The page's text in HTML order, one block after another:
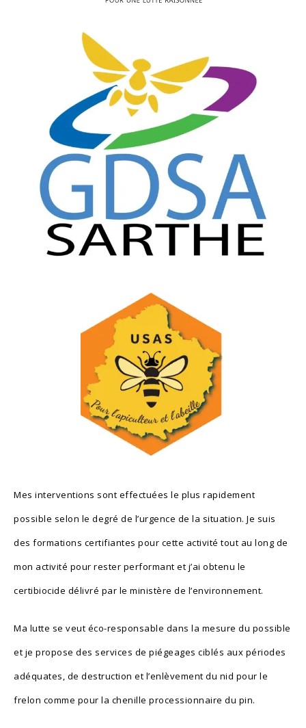
Mes interventions sont effectuées le plus rapidement
possible selon le degré de l’urgence de la situation. Je suis
des formations certifiantes pour cette activité tout au long de
mon activité pour rester performant et j’ai obtenu le
certibiocide délivré par le ministère de l’environnement.
Ma lutte se veut éco-responsable dans la mesure du possible
et je propose des services de piégeages ciblés aux périodes
adéquates, de destruction et l’enlèvement du nid pour le
frelon comme pour la chenille processionnaire du pin.